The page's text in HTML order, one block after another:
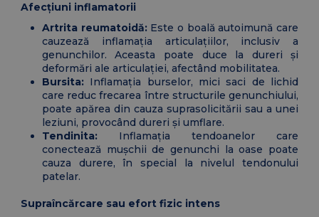
Afecțiuni inflamatorii
Artrita reumatoidă: Este o boală autoimună care
cauzează inflamația articulațiilor, inclusiv a
genunchilor. Aceasta poate duce la dureri și
deformări ale articulației, afectând mobilitatea.
Bursita: Inflamația burselor, mici saci de lichid
care reduc frecarea între structurile genunchiului,
poate apărea din cauza suprasolicitării sau a unei
leziuni, provocând dureri și umflare.
Tendinita: Inflamația tendoanelor care
conectează mușchii de genunchi la oase poate
cauza durere, în special la nivelul tendonului
patelar.
Supraîncărcare sau efort fizic intens